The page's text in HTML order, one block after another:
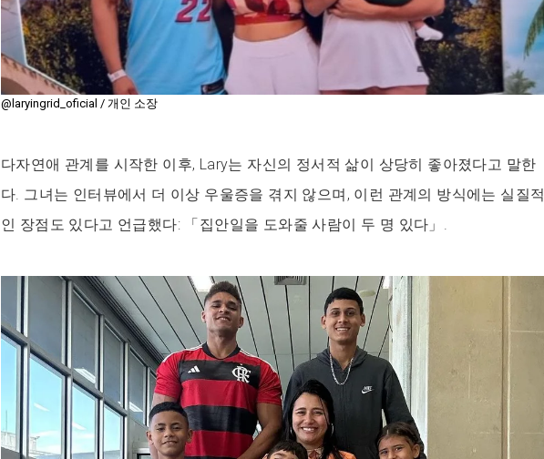
@laryingrid_oficial / 개인 소장
다자연애 관계를 시작한 이후, Lary는 자신의 정서적 삶이 상당히 좋아졌다고 말한
다. 그녀는 인터뷰에서 더 이상 우울증을 겪지 않으며, 이런 관계의 방식에는 실질적
인 장점도 있다고 언급했다: 「집안일을 도와줄 사람이 두 명 있다」.